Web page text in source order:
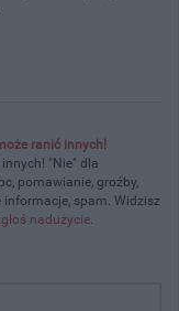
ranić innych!
"Nie" dla
pomawianie, groźby,
informacje, spam. Widzisz
nadużycie.